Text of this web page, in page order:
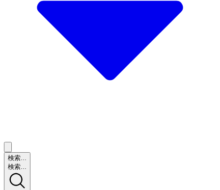
検索...
検索...